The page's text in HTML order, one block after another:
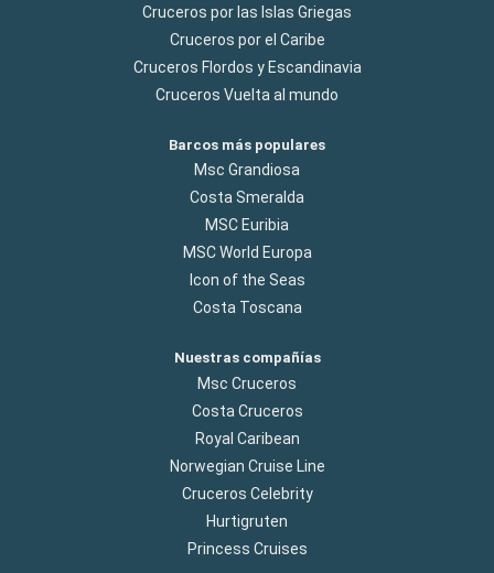
Cruceros por las Islas Griegas
Cruceros por el Caribe
Cruceros Flordos y Escandinavia
Cruceros Vuelta al mundo
Barcos más populares
Msc Grandiosa
Costa Smeralda
MSC Euribia
MSC World Europa
Icon of the Seas
Costa Toscana
Nuestras compañías
Msc Cruceros
Costa Cruceros
Royal Caribean
Norwegian Cruise Line
Cruceros Celebrity
Hurtigruten
Princess Cruises